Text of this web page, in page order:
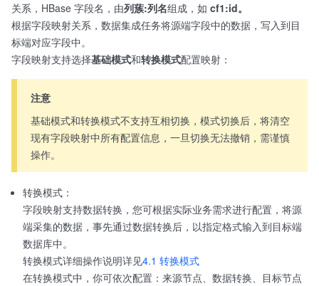
关系，HBase 字段名，由列蔟:列名组成，如 cf1:id。
根据字段映射关系，数据集成任务将源端字段中的数据，写入到目
标端对应字段中。
字段映射支持选择基础模式和转换模式配置映射：
注意
基础模式和转换模式不支持互相切换，模式切换后，将清空
现有字段映射中所有配置信息，一旦切换无法撤销，需谨慎
操作。
转换模式：
字段映射支持数据转换，您可根据实际业务需求进行配置，将源
端采集的数据，事先通过数据转换后，以指定格式输入到目标端
数据库中。
转换模式详细操作说明详见4.1 转换模式
在转换模式中，你可依次配置：来源节点、数据转换、目标节点